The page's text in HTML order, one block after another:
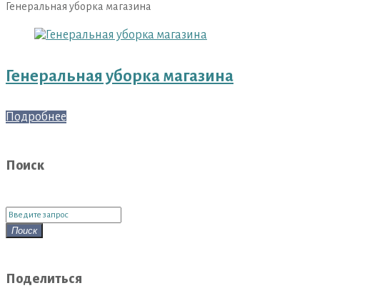
Генеральная уборка магазина
Метка:
уборка
Генеральная уборка магазина
Подробнее
Поиск
Поиск
для:
Поиск
Поделиться